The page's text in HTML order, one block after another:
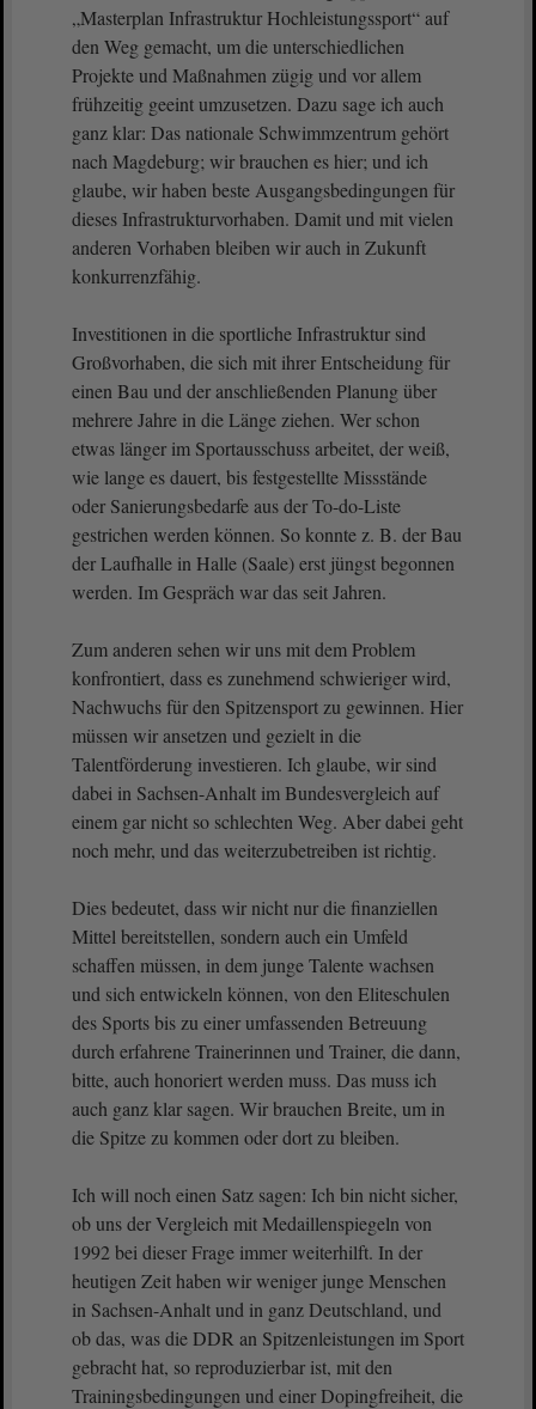
„Masterplan Infrastruktur Hochleistungssport“ auf
den Weg gemacht, um die unterschiedlichen
Projekte und Maßnahmen zügig und vor allem
frühzeitig geeint umzusetzen. Dazu sage ich auch
ganz klar: Das nationale Schwimmzentrum gehört
nach Magdeburg; wir brauchen es hier; und ich
glaube, wir haben beste Ausgangsbedingungen für
dieses Infrastrukturvorhaben. Damit und mit vielen
anderen Vorhaben bleiben wir auch in Zukunft
konkurrenzfähig.
Investitionen in die sportliche Infrastruktur sind
Großvorhaben, die sich mit ihrer Entscheidung für
einen Bau und der anschließenden Planung über
mehrere Jahre in die Länge ziehen. Wer schon
etwas länger im Sportausschuss arbeitet, der weiß,
wie lange es dauert, bis festgestellte Missstände
oder Sanierungsbedarfe aus der To-do-Liste
gestrichen werden können. So konnte z. B. der Bau
der Laufhalle in Halle (Saale) erst jüngst begonnen
werden. Im Gespräch war das seit Jahren.
Zum anderen sehen wir uns mit dem Problem
konfrontiert, dass es zunehmend schwieriger wird,
Nachwuchs für den Spitzensport zu gewinnen. Hier
müssen wir ansetzen und gezielt in die
Talentförderung investieren. Ich glaube, wir sind
dabei in Sachsen-Anhalt im Bundesvergleich auf
einem gar nicht so schlechten Weg. Aber dabei geht
noch mehr, und das weiterzubetreiben ist richtig.
Dies bedeutet, dass wir nicht nur die finanziellen
Mittel bereitstellen, sondern auch ein Umfeld
schaffen müssen, in dem junge Talente wachsen
und sich entwickeln können, von den Eliteschulen
des Sports bis zu einer umfassenden Betreuung
durch erfahrene Trainerinnen und Trainer, die dann,
bitte, auch honoriert werden muss. Das muss ich
auch ganz klar sagen. Wir brauchen Breite, um in
die Spitze zu kommen oder dort zu bleiben.
Ich will noch einen Satz sagen: Ich bin nicht sicher,
ob uns der Vergleich mit Medaillenspiegeln von
1992 bei dieser Frage immer weiterhilft. In der
heutigen Zeit haben wir weniger junge Menschen
in Sachsen-Anhalt und in ganz Deutschland, und
ob das, was die DDR an Spitzenleistungen im Sport
gebracht hat, so reproduzierbar ist, mit den
Trainingsbedingungen und einer Dopingfreiheit, die